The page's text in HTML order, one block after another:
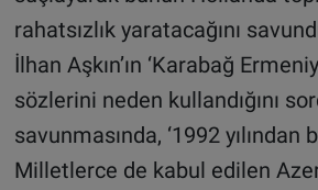
rahatsızlık yaratacağını
İlhan Aşkın’ın ‘Karabağ
sözlerini neden kullandığını
savunmasında, ‘1992
Milletlerce de kabul edilen